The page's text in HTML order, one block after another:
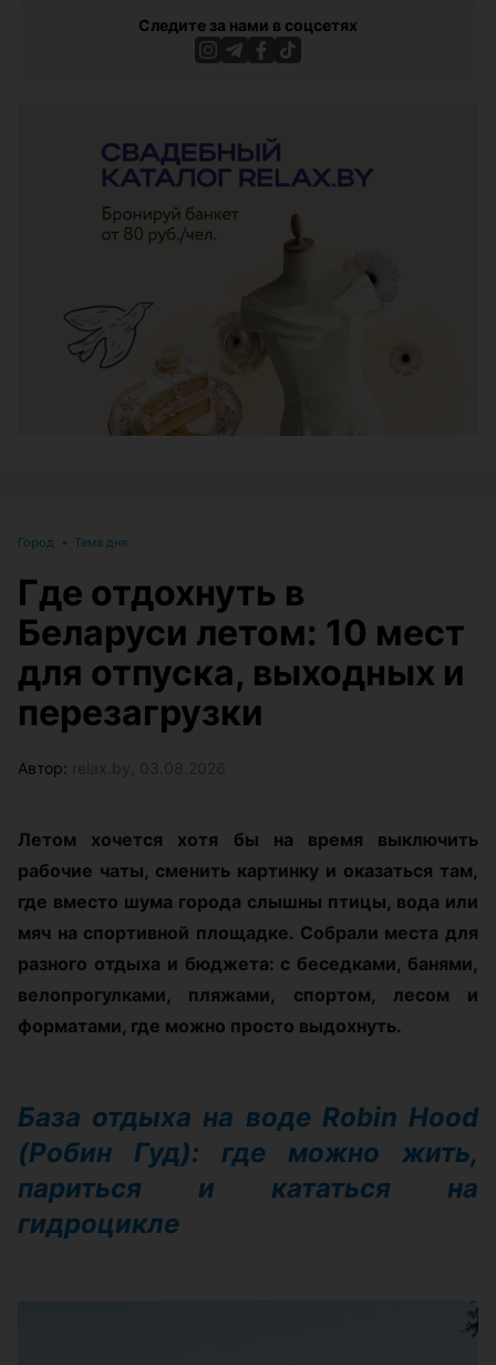
Следите за нами в соцсетях
Город • Тема дня
Где отдохнуть в
Беларуси летом: 10 мест
для отпуска, выходных и
перезагрузки
Автор:
Летом хочется хотя бы на время выключить
рабочие чаты, сменить картинку и оказаться там,
где вместо шума города слышны птицы, вода или
мяч на спортивной площадке. Собрали места для
разного отдыха и бюджета: с беседками, банями,
велопрогулками, пляжами, спортом, лесом и
форматами, где можно просто выдохнуть.
База отдыха на воде Robin Hood
(Робин Гуд): где можно жить,
париться и кататься на
гидроцикле